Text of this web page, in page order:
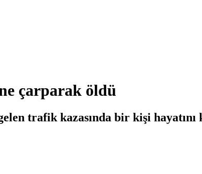
çarparak öldü
trafik kazasında bir kişi hayatını